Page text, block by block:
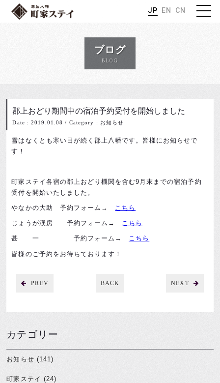
JP EN CN
ブログ
BLOG
郡上おどり期間中の宿泊予約受付を開始しました
Date : 2019.01.08 / Category : お知らせ
雪はなくとも寒い日が続く郡上八幡です。皆様にお知らせで
す！
町家ステイ各宿の郡上おどり機関を含む9月末までの宿泊予約
受付を開始いたしました。
やなかの大助 予約フォーム→ こちら
じょうが渓房 予約フォーム→ こちら
甚 一 予約フォーム→ こちら
皆様のご予約をお待ちております！
NEXT
BACK
PREV
カテゴリー
お知らせ (141)
町家ステイ (24)